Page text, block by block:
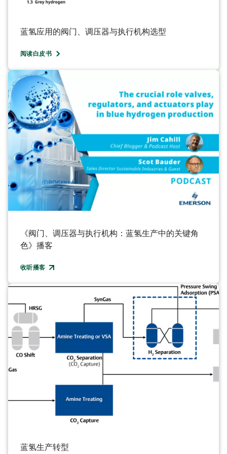
蓝氢应用的阀门、调压器与执行机构选型
阅读白皮书
《阀门、调压器与执行机构：蓝氢生产中的关键角
色》播客
收听播客
蓝氢生产转型